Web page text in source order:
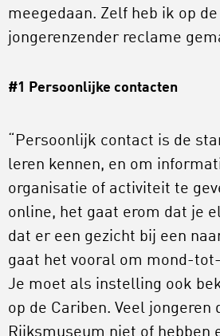
meegedaan. Zelf heb ik op
jongerenzender reclame
#1 Persoonlijke contacten
“Persoonlijk contact is de
leren kennen, en om
organisatie of activiteit te
online, het gaat erom dat je
dat er een gezicht bij een
gaat het vooral om mond-
Je moet als instelling ook
op de Cariben. Veel jongeren